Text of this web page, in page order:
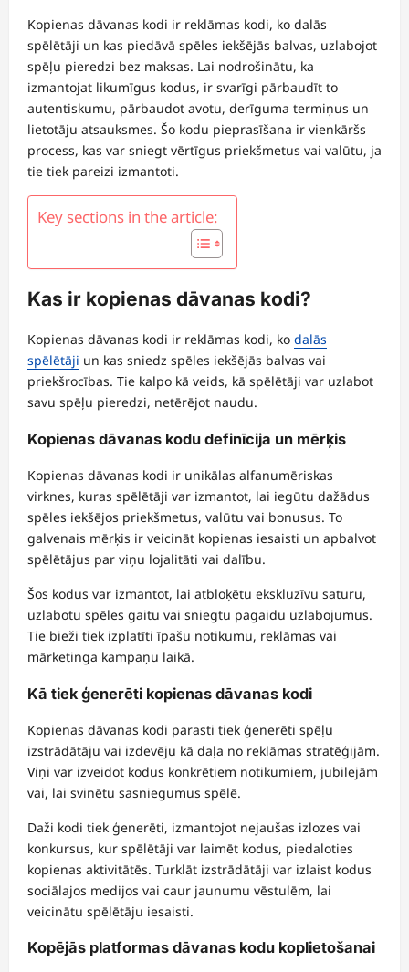
Kopienas dāvanas kodi ir reklāmas kodi, ko dalās
spēlētāji un kas piedāvā spēles iekšējās balvas, uzlabojot
spēļu pieredzi bez maksas. Lai nodrošinātu, ka
izmantojat likumīgus kodus, ir svarīgi pārbaudīt to
autentiskumu, pārbaudot avotu, derīguma termiņus un
lietotāju atsauksmes. Šo kodu pieprasīšana ir vienkāršs
process, kas var sniegt vērtīgus priekšmetus vai valūtu, ja
tie tiek pareizi izmantoti.
Key sections in the article:
Kas ir kopienas dāvanas kodi?
Kopienas dāvanas kodi ir reklāmas kodi, ko dalās
spēlētāji un kas sniedz spēles iekšējās balvas vai
priekšrocības. Tie kalpo kā veids, kā spēlētāji var uzlabot
savu spēļu pieredzi, netērējot naudu.
Kopienas dāvanas kodu definīcija un mērķis
Kopienas dāvanas kodi ir unikālas alfanumēriskas
virknes, kuras spēlētāji var izmantot, lai iegūtu dažādus
spēles iekšējos priekšmetus, valūtu vai bonusus. To
galvenais mērķis ir veicināt kopienas iesaisti un apbalvot
spēlētājus par viņu lojalitāti vai dalību.
Šos kodus var izmantot, lai atbloķētu ekskluzīvu saturu,
uzlabotu spēles gaitu vai sniegtu pagaidu uzlabojumus.
Tie bieži tiek izplatīti īpašu notikumu, reklāmas vai
mārketinga kampaņu laikā.
Kā tiek ģenerēti kopienas dāvanas kodi
Kopienas dāvanas kodi parasti tiek ģenerēti spēļu
izstrādātāju vai izdevēju kā daļa no reklāmas stratēģijām.
Viņi var izveidot kodus konkrētiem notikumiem, jubilejām
vai, lai svinētu sasniegumus spēlē.
Daži kodi tiek ģenerēti, izmantojot nejaušas izlozes vai
konkursus, kur spēlētāji var laimēt kodus, piedaloties
kopienas aktivitātēs. Turklāt izstrādātāji var izlaist kodus
sociālajos medijos vai caur jaunumu vēstulēm, lai
veicinātu spēlētāju iesaisti.
Kopējās platformas dāvanas kodu koplietošanai